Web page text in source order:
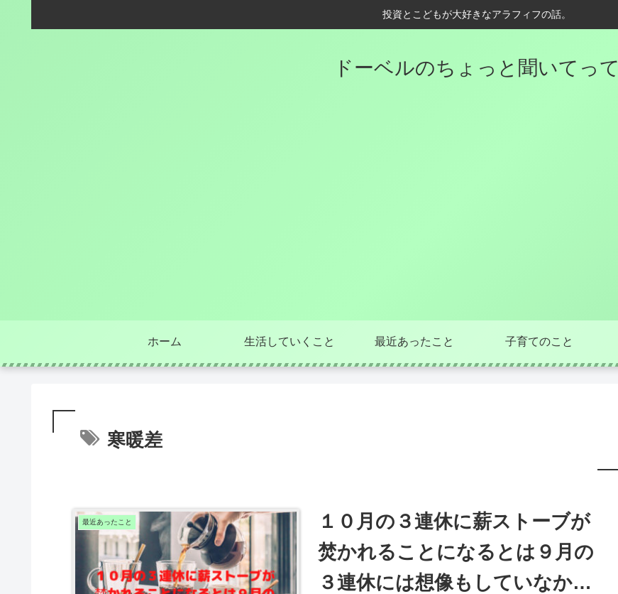
投資とこどもが大好きなアラフィフの話。
ドーベルのちょっと聞いてって
ホーム 生活していくこと 最近あったこと 子育てのこと
寒暖差
最近あったこと
１０月の３連休に薪ストーブが
焚かれることになるとは９月の
３連休には想像もしていなかっ